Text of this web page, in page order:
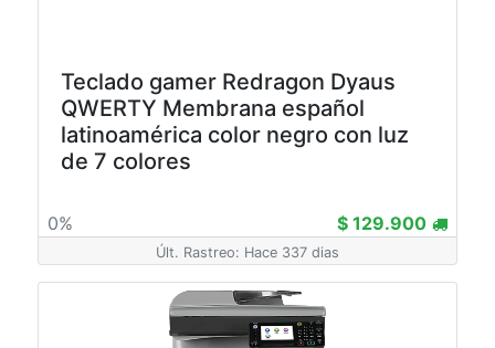
Teclado gamer Redragon Dyaus
QWERTY Membrana español
latinoamérica color negro con luz
de 7 colores
0% $ 129.900
Últ. Rastreo: Hace 337 dias